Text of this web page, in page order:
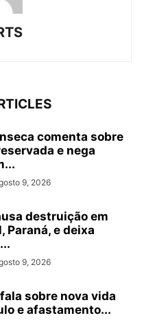
comenta sobre
e nega
9, 2026
destruição em
Paraná, e deixa
9, 2026
sobre nova vida
e afastamento...